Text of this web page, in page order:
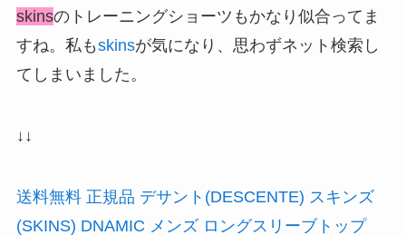
skinsのトレーニングショーツもかなり似合ってま
すね。私もskinsが気になり、思わずネット検索し
てしまいました。
↓↓
送料無料 正規品 デサント(DESCENTE) スキンズ
(SKINS) DNAMIC メンズ ロングスリーブトップ